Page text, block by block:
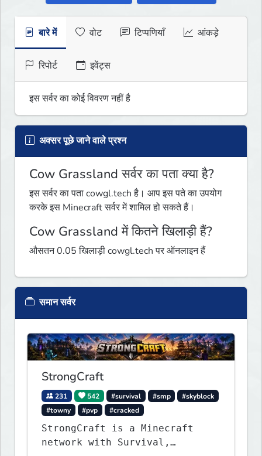
बारे में वोट टिप्पणियाँ आंकड़े
रिपोर्ट इवेंट्स
इस सर्वर का कोई विवरण नहीं है
अक्सर पूछे जाने वाले प्रश्न
Cow Grassland सर्वर का पता क्या है?
इस सर्वर का पता cowgl.tech है। आप इस पते का उपयोग
करके इस Minecraft सर्वर में शामिल हो सकते हैं।
Cow Grassland में कितने खिलाड़ी हैं?
औसतन 0.05 खिलाड़ी cowgl.tech पर ऑनलाइन हैं
समान सर्वर
StrongCraft
231 542 #survival #smp
#skyblock
#towny
#pvp #cracked
StrongCraft is a Minecraft
network with Survival,